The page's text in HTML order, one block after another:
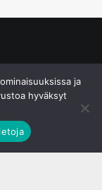
ja
hyväksyt